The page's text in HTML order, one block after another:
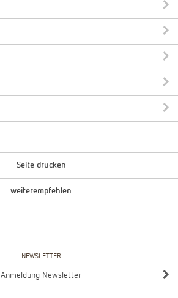
Seite drucken
weiterempfehlen
NEWSLETTER
Anmeldung Newsletter